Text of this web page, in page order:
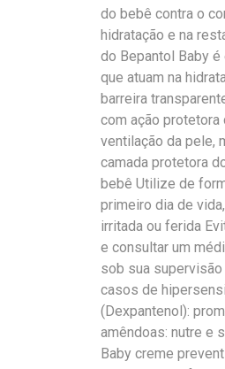
do bebê contra o
hidratação e na
do Bepantol Baby
que atuam na
barreira
com ação protetora
ventilação da pele,
camada protetora
bebê Utilize de
primeiro dia de
irritada ou ferida
e consultar um
sob sua
casos de
(Dexpantenol):
amêndoas: nutre e
Baby creme